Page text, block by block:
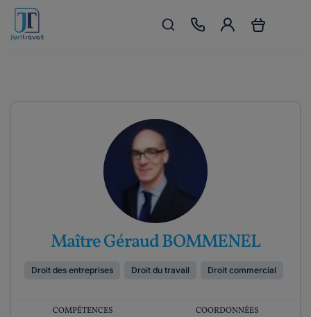
Maître Géraud BOMMENEL
Droit des entreprises Droit du travail Droit commercial
COMPÉTENCES COORDONNÉES